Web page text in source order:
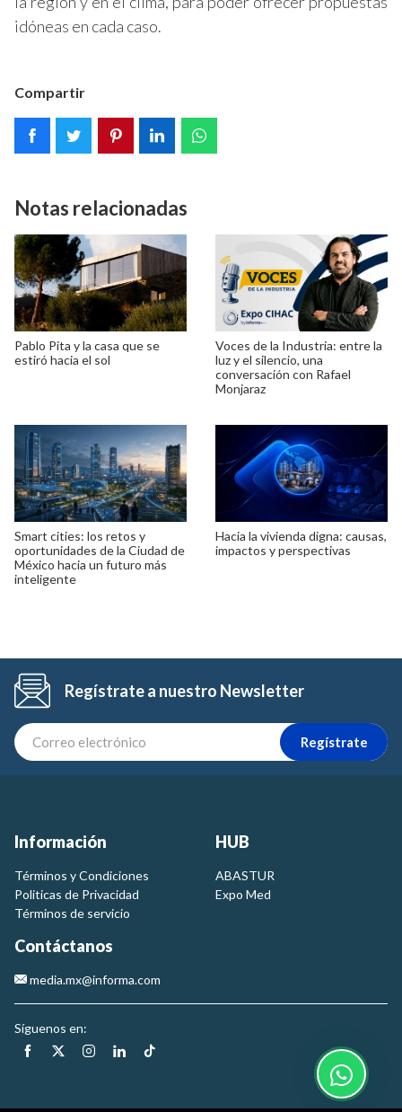
idóneas en cada caso.
Compartir
Notas relacionadas
Pablo Pita y la casa que se
estiró hacia el sol
Voces de la Industria: entre la
luz y el silencio, una
conversación con Rafael
Monjaraz
Smart cities: los retos y
oportunidades de la Ciudad de
México hacia un futuro más
inteligente
Hacia la vivienda digna: causas,
impactos y perspectivas
Regístrate a nuestro Newsletter
Regístrate
Información
Términos y Condiciones
Politicas de Privacidad
Términos de servicio
HUB
ABASTUR
Expo Med
Contáctanos
media.mx@informa.com
Síguenos en: